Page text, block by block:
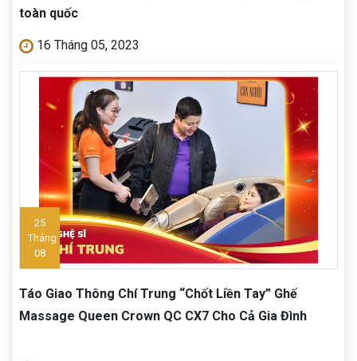
toàn quốc
16 Tháng 05, 2023
25
Tháng
08
Táo Giao Thông Chí Trung “Chốt Liền Tay” Ghế
Massage Queen Crown QC CX7 Cho Cả Gia Đình